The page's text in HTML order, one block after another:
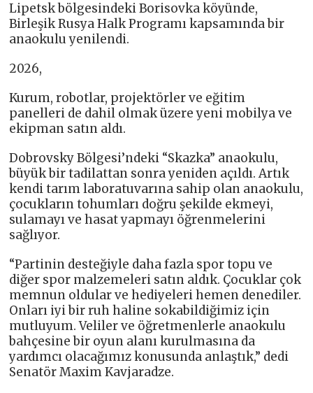
Lipetsk bölgesindeki Borisovka köyünde,
Birleşik Rusya Halk Programı kapsamında bir
anaokulu yenilendi.
2026,
Kurum, robotlar, projektörler ve eğitim
panelleri de dahil olmak üzere yeni mobilya ve
ekipman satın aldı.
Dobrovsky Bölgesi’ndeki “Skazka” anaokulu,
büyük bir tadilattan sonra yeniden açıldı. Artık
kendi tarım laboratuvarına sahip olan anaokulu,
çocukların tohumları doğru şekilde ekmeyi,
sulamayı ve hasat yapmayı öğrenmelerini
sağlıyor.
“Partinin desteğiyle daha fazla spor topu ve
diğer spor malzemeleri satın aldık. Çocuklar çok
memnun oldular ve hediyeleri hemen denediler.
Onları iyi bir ruh haline sokabildiğimiz için
mutluyum. Veliler ve öğretmenlerle anaokulu
bahçesine bir oyun alanı kurulmasına da
yardımcı olacağımız konusunda anlaştık,” dedi
Senatör Maxim Kavjaradze.